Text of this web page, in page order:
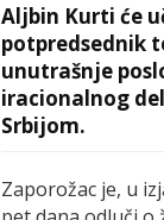
Aljbin Kurti će
potpredsednik
unutrašnje
iracionalnog
Srbijom.
Zaporožac je, u